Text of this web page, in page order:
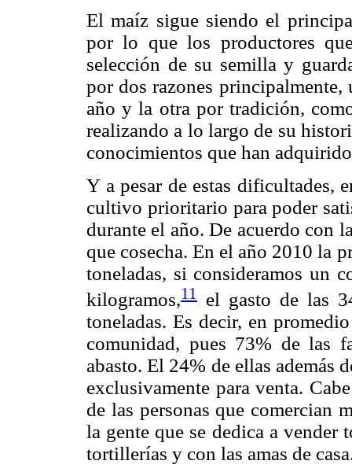
El maíz sigue siendo el
por lo que los productores
selección de su semilla y
por dos razones principalmente,
año y la otra por tradición,
realizando a lo largo de su
conocimientos que han
Y a pesar de estas dificultades,
cultivo prioritario para poder
durante el año. De acuerdo con
que cosecha. En el año 2010 la
toneladas, si consideramos un
kilogramos,11
el gasto de las
toneladas. Es decir, en
comunidad, pues 73% de las
abasto. El 24% de ellas además
exclusivamente para venta.
de las personas que comercian
la gente que se dedica a vender
tortillerías y con las amas de